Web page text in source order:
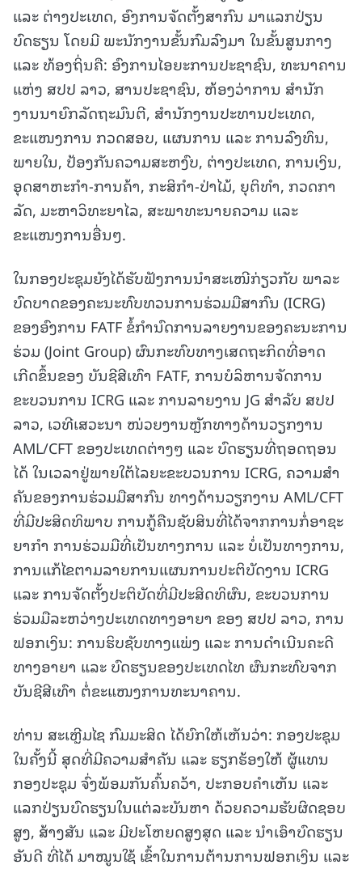
ແລະ ຕ່າງປະເທດ, ອົງການຈັດຕັ້ງສາກົນ ມາແລກປ່ຽນ
ບົດຮຽນ ໂດຍມີ ພະນັກງານຂັ້ນກົມລົງມາ ໃນຂັ້ນສູນກາງ
ແລະ ທ້ອງຖິ່ນຄື: ອົງການໄອຍະການປະຊາຊົນ, ທະນາຄານ
ແຫ່ງ ສປປ ລາວ, ສານປະຊາຊົນ, ຫ້ອງວ່າການ ສໍານັກ
ງານນາຍົກລັດຖະມົນຕີ, ສໍານັກງານປະທານປະເທດ,
ຂະແໜງການ ກວດສອບ, ແຜນການ ແລະ ການລົງທຶນ,
ພາຍໃນ, ປ້ອງກັນຄວາມສະຫງົບ, ຕ່າງປະເທດ, ການເງິນ,
ອຸດສາຫະກໍາ-ການຄ້າ, ກະສິກໍາ-ປ່າໄມ້, ຍຸຕິທໍາ, ກວດກາ
ລັດ, ມະຫາວິທະຍາໄລ, ສະພາທະນາຍຄວາມ ແລະ
ຂະແໜງການອື່ນໆ.
ໃນກອງປະຊຸມຍັງໄດ້ຮັບຟັງການນຳສະເໜີກ່ຽວກັບ ພາລະ
ບົດບາດຂອງຄະນະທົບທວນການຮ່ວມມືສາກົນ (ICRG)
ຂອງອົງການ FATF ຂໍ້ກໍານົດການລາຍງານຂອງຄະນະການ
ຮ່ວມ (Joint Group) ຜົນກະທົບທາງເສດຖະກິດທີ່ອາດ
ເກີດຂຶ້ນຂອງ ບັນຊີສີເທົາ FATF, ການບໍລິຫານຈັດການ
ຂະບວນການ ICRG ແລະ ການລາຍງານ JG ສຳລັບ ສປປ
ລາວ, ເວທີເສວະນາ ໜ່ວຍງານຫຼັກທາງດ້ານວຽກງານ
AML/CFT ຂອງປະເທດຕ່າງໆ ແລະ ບົດຮຽນທີ່ຖອດຖອນ
ໄດ້ ໃນເວລາຢູ່ພາຍໃຕ້ໄລຍະຂະບວນການ ICRG, ຄວາມສໍາ
ຄັນຂອງການຮ່ວມມືສາກົນ ທາງດ້ານວຽກງານ AML/CFT
ທີ່ມີປະສິດທິພາບ ການກູ້ຄືນຊັບສິນທີ່ໄດ້ຈາກການກໍ່ອາຊະ
ຍາກໍາ ການຮ່ວມມືທີ່ເປັນທາງການ ແລະ ບໍ່ເປັນທາງການ,
ການແກ້ໄຂຕາມລາຍການແຜນການປະຕິບັດງານ ICRG
ແລະ ການຈັດຕັ້ງປະຕິບັດທີ່ມີປະສິດທິຜົນ, ຂະບວນການ
ຮ່ວມມືລະຫວ່າງປະເທດທາງອາຍາ ຂອງ ສປປ ລາວ, ການ
ຟອກເງິນ: ການຮິບຊັບທາງແພ່ງ ແລະ ການດຳເນີນຄະດີ
ທາງອາຍາ ແລະ ບົດຮຽນຂອງປະເທດໄທ ຜົນກະທົບຈາກ
ບັນຊີສີເທົາ ຕໍ່ຂະແໜງການທະນາຄານ.
ທ່ານ ສະເຫຼີມໄຊ ກົມມະສິດ ໄດ້ຍົກໃຫ້ເຫັນວ່າ: ກອງປະຊຸມ
ໃນຄັ້ງນີ້ ສຸດທີ່ມີຄວາມສຳຄັນ ແລະ ຮຽກຮ້ອງໃຫ້ ຜູ້ແທນ
ກອງປະຊຸມ ຈົ່ງພ້ອມກັນຄົ້ນຄວ້າ, ປະກອບຄໍາເຫັນ ແລະ
ແລກປ່ຽນບົດຮຽນໃນແຕ່ລະບັນຫາ ດ້ວຍຄວາມຮັບຜິດຊອບ
ສູງ, ສ້າງສັນ ແລະ ມີປະໂຫຍດສູງສຸດ ແລະ ນຳເອົາບົດຮຽນ
ອັນດີ ທີ່ໄດ້ ມາໝູນໃຊ້ ເຂົ້າໃນການຕ້ານການຟອກເງິນ ແລະ